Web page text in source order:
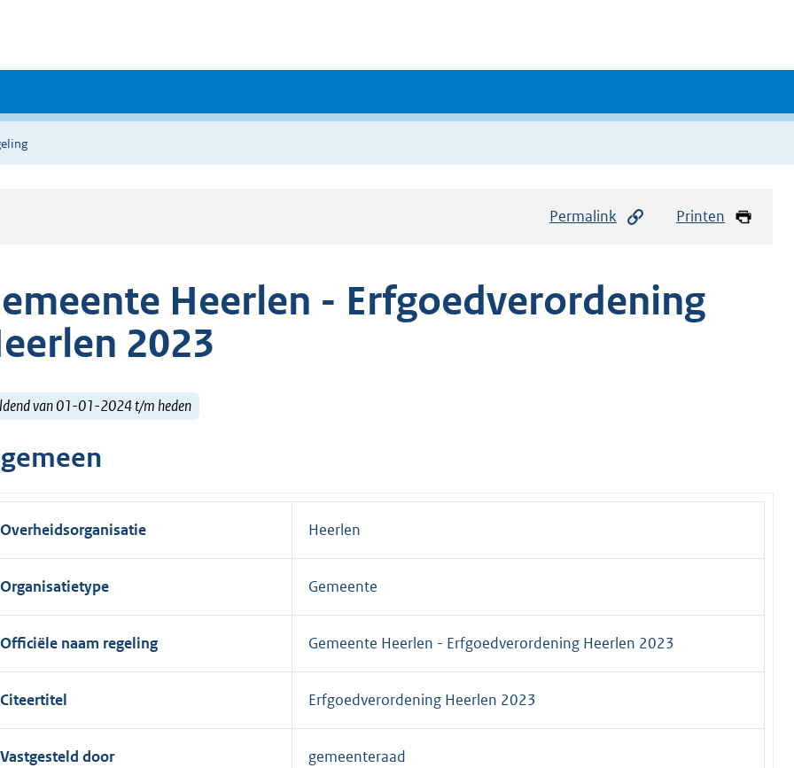
Permalink Printen
Heerlen - Erfgoedverordening
2023
van 01-01-2024 t/m heden
Overheidsorganisatie Heerlen
Organisatietype Gemeente
Officiële naam regeling Gemeente Heerlen - Erfgoedverordening Heerlen 2023
Citeertitel Erfgoedverordening Heerlen 2023
Vastgesteld door gemeenteraad